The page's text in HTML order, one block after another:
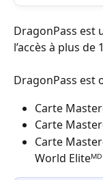
DragonPass est
l’accès à plus
DragonPass est
Carte
Carte
Carte
World Eliteᴹᴰ